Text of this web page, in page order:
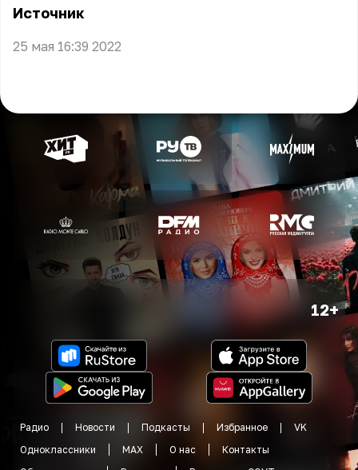
Источник
25 мая 16:39 2022
12+
Радио Новости Подкасты Избранное
VK
Одноклассники
MAX О нас
Контакты